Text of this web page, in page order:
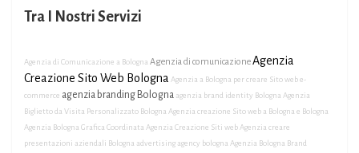
Tra I Nostri Servizi
Agenzia di Comunicazione a Bologna Agenzia di comunicazioneAgenzia
Creazione Sito Web Bologna Agenzia a Bologna per creare Sito web e-
commerce agenzia branding Bologna agenzia brand identity Bologna Agenzia
Biglietto da Visita Personalizzato Bologna Agenzia creazione Sito web a Bologna e Bologna
Agenzia Bologna Grafica Coordinata Agenzia Creazione Siti web Agenzia creare
presentazioni aziendali Bologna advertising agency bologna Agenzia Bologna Brand